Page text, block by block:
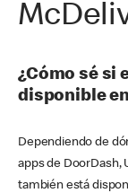
¿Cómo sé si
disponible
Dependiendo de
apps de DoorDash,
también está